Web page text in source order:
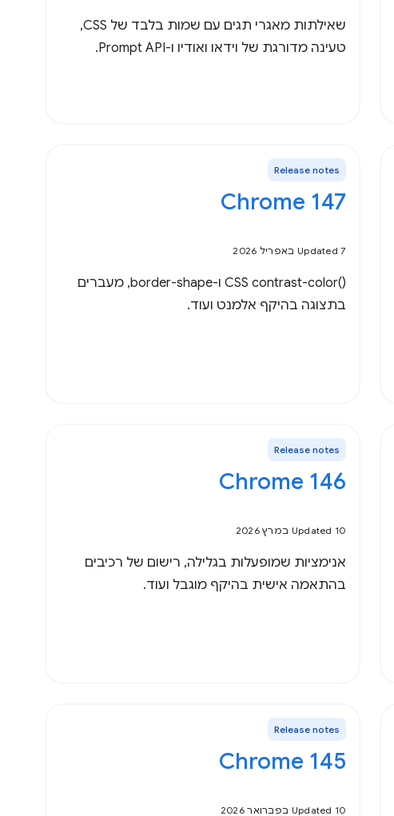
שאילתות מאגרי תגים עם שמות בלבד של CSS,
טעינה מדורגת של וידאו ואודיו ו-Prompt API.
Release notes
Chrome 147
Updated 7 באפריל 2026
‫CSS contrast-color()‎ ו-border-shape, מעברים
בתצוגה בהיקף אלמנט ועוד.
Release notes
Chrome 146
Updated 10 במרץ 2026
אנימציות שמופעלות בגלילה, רישום של רכיבים
בהתאמה אישית בהיקף מוגבל ועוד.
Release notes
Chrome 145
Updated 10 בפברואר 2026